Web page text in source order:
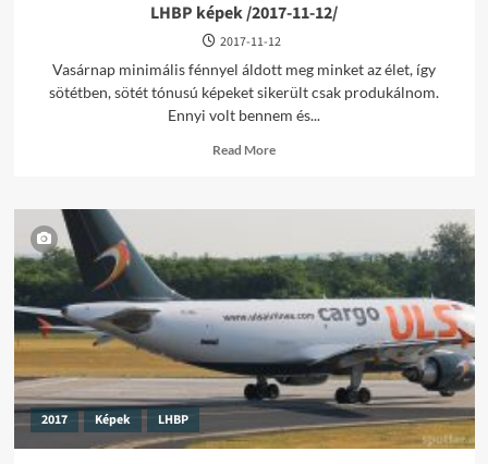
LHBP képek /2017-11-12/
2017-11-12
Vasárnap minimális fénnyel áldott meg minket az élet, így
sötétben, sötét tónusú képeket sikerült csak produkálnom.
Ennyi volt bennem és...
Read MoreRead
11-
12/
2017 Képek LHBP